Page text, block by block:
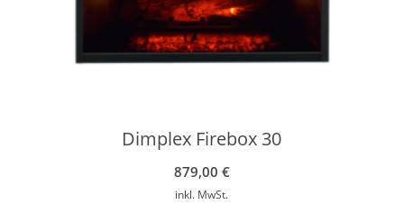
Dimplex Firebox 30
879,00 €
inkl. MwSt.